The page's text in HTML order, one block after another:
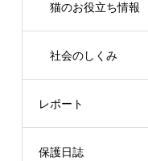
猫のお役立ち情報
社会のしくみ
レポート
保護日誌